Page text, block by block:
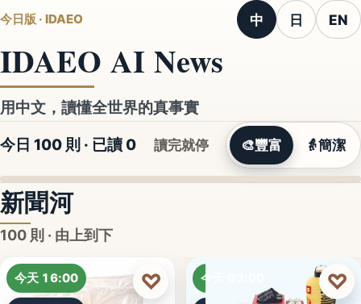
今日版 · IDAEO 中 日 EN
IDAEO AI News
用中文，讀懂全世界的真事實
今日 100 則 · 已讀 0 讀完就停 🎨豐富 👵簡潔
新聞河
100 則 · 由上到下
今天 16:00 ♡ 今天 03:00 ♡